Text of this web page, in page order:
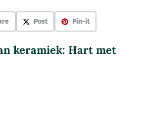
Post Pin-it
keramiek: Hart met